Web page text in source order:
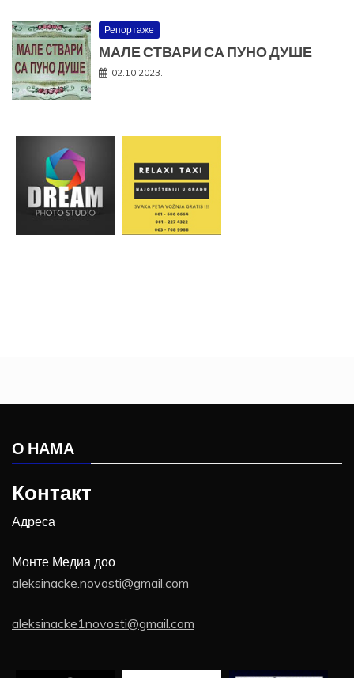
Репортаже
МАЛЕ СТВАРИ СА ПУНО ДУШЕ
02.10.2023.
О НАМА
Контакт
Адреса
Монте Медиа доо
aleksinacke.novosti@gmail.com
aleksinacke1novosti@gmail.com